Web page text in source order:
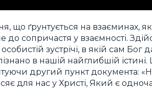
що ґрунтується на взаєминах,
до сопричастя у взаємності.
особистій зустрічі, в якій сам
в нашій найглибшій істині.
другий пункт документа:
для нас у Христі, Який є